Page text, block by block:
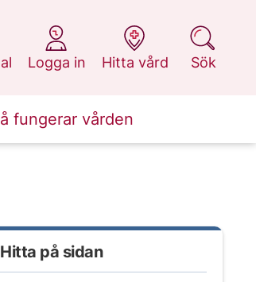
Logga in
på 1177.se
Hitta vård
på 1177.se
Sök
på 1177.se
fungerar vården
Hitta på sidan